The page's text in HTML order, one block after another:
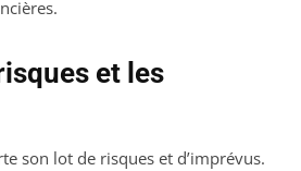
et les
son lot de risques et d’imprévus.